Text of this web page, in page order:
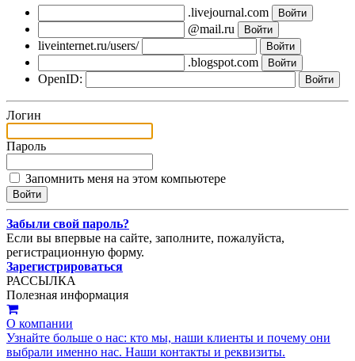
.livejournal.com
@mail.ru
liveinternet.ru/users/
.blogspot.com
OpenID:
Логин
Пароль
Запомнить меня на этом компьютере
Забыли свой пароль?
Если вы впервые на сайте, заполните, пожалуйста,
регистрационную форму.
Зарегистрироваться
РАССЫЛКА
Полезная информация
О компании
Узнайте больше о нас: кто мы, наши клиенты и почему они
выбрали именно нас. Наши контакты и реквизиты.